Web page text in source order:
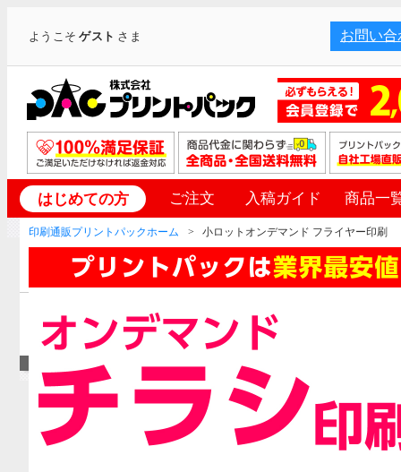
ようこそゲスト さま お問い合
はじめての方 ご注文 入稿ガイド 商品一
印刷通販プリントパックホーム 小ロットオンデマンド フライヤー印刷